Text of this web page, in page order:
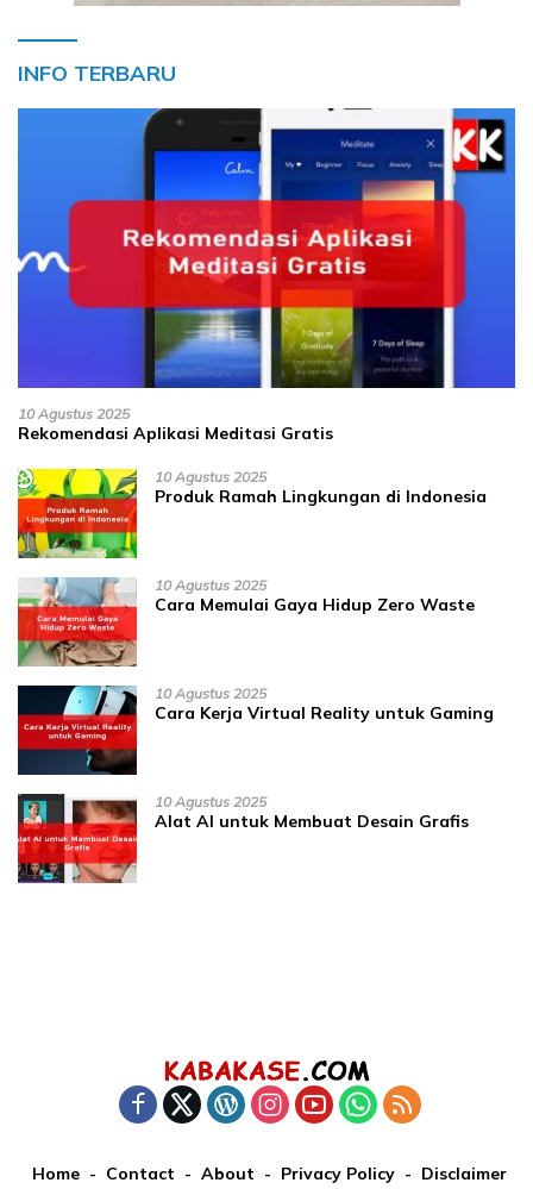
INFO TERBARU
10 Agustus 2025
Rekomendasi Aplikasi Meditasi Gratis
10 Agustus 2025
Produk Ramah Lingkungan di Indonesia
10 Agustus 2025
Cara Memulai Gaya Hidup Zero Waste
10 Agustus 2025
Cara Kerja Virtual Reality untuk Gaming
10 Agustus 2025
Alat AI untuk Membuat Desain Grafis
Home Contact About Privacy Policy Disclaimer